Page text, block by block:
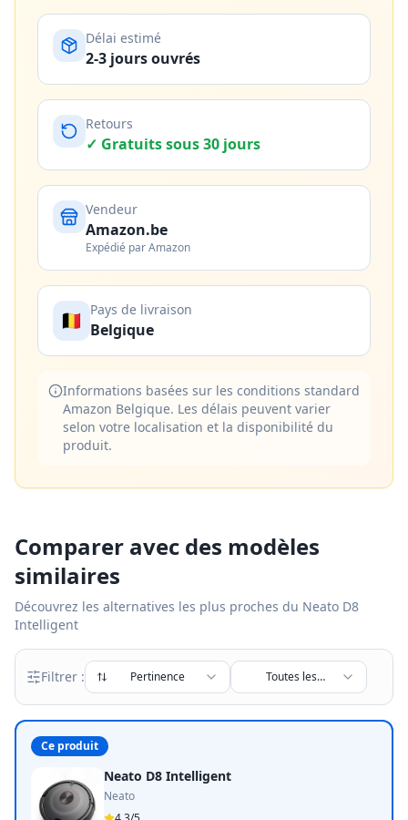
Délai estimé
2-3 jours ouvrés
Retours
✓ Gratuits sous 30 jours
Vendeur
Amazon.be
Expédié par Amazon
🇧🇪 Pays de livraison
Belgique
Informations basées sur les conditions standard
Amazon Belgique. Les délais peuvent varier
selon votre localisation et la disponibilité du
produit.
Comparer avec des modèles
similaires
Découvrez les alternatives les plus proches du Neato D8
Intelligent
Filtrer : Pertinence
Toutes les
marques
Ce produit
Neato D8 Intelligent
Neato